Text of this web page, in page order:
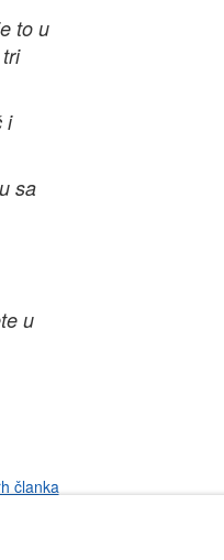
to u
i
sa
u
članka